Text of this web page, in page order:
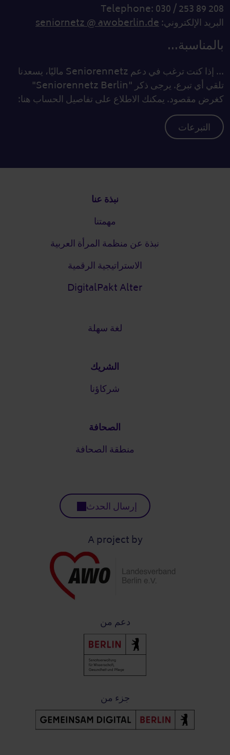
Telephone: 030 / 253 89 208
البريد الإلكتروني:seniornetz @ awoberlin.de
بالمناسبة...
... إذا كنت ترغب في دعم Seniorennetz ماليًا، يسعدنا
تلقي أي تبرع. يرجى ذكر "Seniorennetz Berlin"
كغرض مقصود. يمكنك الاطلاع على تفاصيل الحساب هنا:
التبرعات
نبذة عنا
مهمتنا
نبذة عن منظمة المرأة العربية
الاستراتيجية الرقمية
DigitalPakt Alter
لغة سهلة
الشريك
شركاؤنا
الصحافة
منطقة الصحافة
إرسال الحدث
A project by
دعم من
جزء من